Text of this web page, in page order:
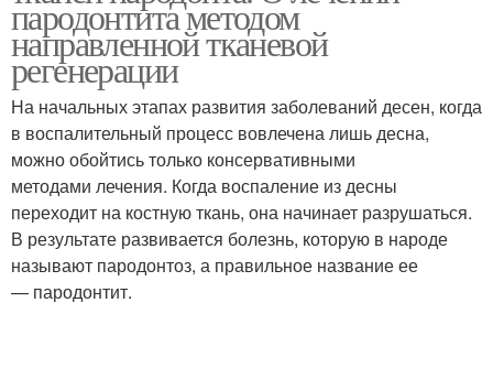
пародонтита методом
направленной тканевой
регенерации
На начальных этапах развития заболеваний десен, когда
в воспалительный процесс вовлечена лишь десна,
можно обойтись только консервативными
методами лечения. Когда воспаление из десны
переходит на костную ткань, она начинает разрушаться.
В результате развивается болезнь, которую в народе
называют пародонтоз, а правильное название ее
— пародонтит.